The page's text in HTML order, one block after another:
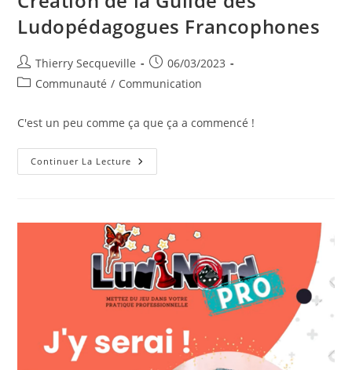
Ludopédagogues Francophones
Auteur/autrice
de
Thierry Secqueville
Publication
publiée :
06/03/2023
PostCommunauté / Communication
C'est un peu comme ça que ça a commencé !
Continuer La Lecture Création
De
Francophones